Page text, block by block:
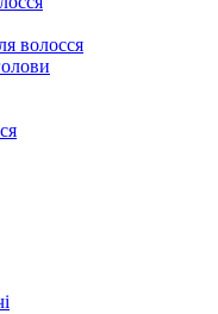
волосся